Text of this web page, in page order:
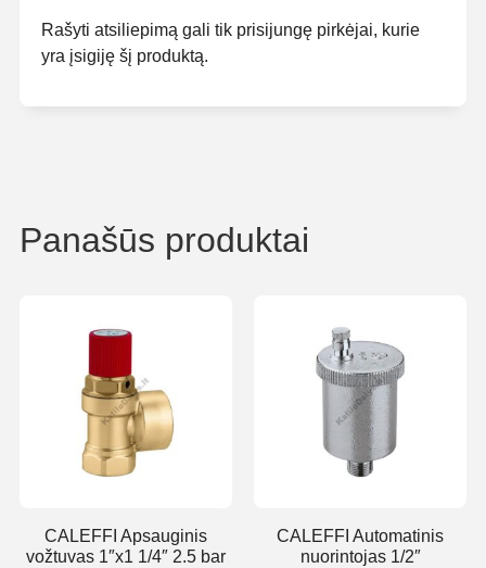
Rašyti atsiliepimą gali tik prisijungę pirkėjai, kurie
yra įsigiję šį produktą.
Panašūs produktai
CALEFFI Apsauginis
vožtuvas 1″x1 1/4″ 2.5 bar
CALEFFI Automatinis
nuorintojas 1/2″